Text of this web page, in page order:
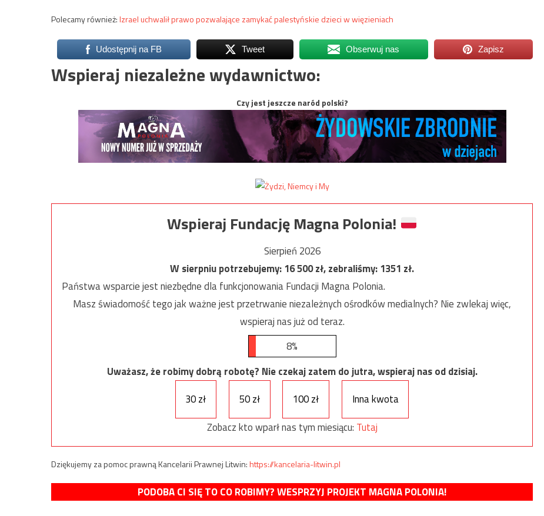
Polecamy również:Izrael uchwalił prawo pozwalające zamykać palestyńskie dzieci w więzieniach
Udostępnij na FB Tweet Obserwuj nas Zapisz
Wspieraj niezależne wydawnictwo:
Czy jest jeszcze naród polski?
Wspieraj Fundację Magna Polonia!
Sierpień 2026
W sierpniu potrzebujemy:16 500zł, zebraliśmy:1351 zł.
Państwa wsparcie jest niezbędne dla funkcjonowania Fundacji Magna Polonia.
Masz świadomość tego jak ważne jest przetrwanie niezależnych ośrodków medialnych? Nie zwlekaj więc,
wspieraj nas już od teraz.
8%
Uważasz, że robimy dobrą robotę? Nie czekaj zatem do jutra, wspieraj nas od dzisiaj.
30 zł
50 zł 100 zł
Inna kwota
Zobacz kto wparł nas tym miesiącu: Tutaj
Dziękujemy za pomoc prawną Kancelarii Prawnej Litwin:https://kancelaria-litwin.pl
PODOBA CI SIĘ TO CO ROBIMY? WESPRZYJ PROJEKT MAGNA POLONIA!